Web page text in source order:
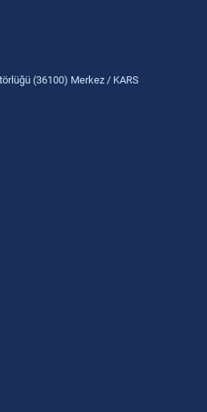
(36100) Merkez / KARS